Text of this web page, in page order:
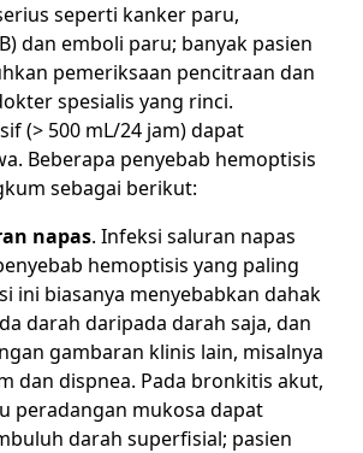
seperti kanker paru,
dan emboli paru; banyak pasien
pemeriksaan pencitraan dan
spesialis yang rinci.
(> 500 mL/24 jam) dapat
Beberapa penyebab hemoptisis
sebagai berikut:
napas. Infeksi saluran napas
hemoptisis yang paling
ini biasanya menyebabkan dahak
darah daripada darah saja, dan
gambaran klinis lain, misalnya
dan dispnea. Pada bronkitis akut,
peradangan mukosa dapat
darah superfisial; pasien